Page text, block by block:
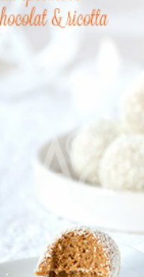
NOISETTE